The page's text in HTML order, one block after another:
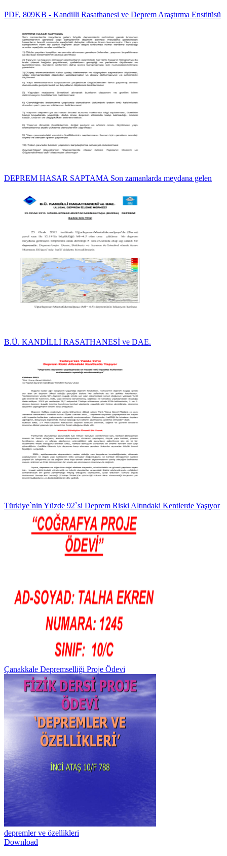
PDF, 809KB - Kandilli Rasathanesi ve Deprem Araştırma Enstitüsü
DEPREM HASAR SAPTAMA Son zamanlarda meydana gelen
B.Ü. KANDİLLİ RASATHANESİ ve DAE.
Türkiye`nin Yüzde 92`si Deprem Riski Altındaki Kentlerde Yaşıyor
Çanakkale Depremselliği Proje Ödevi
depremler ve özellikleri
Download